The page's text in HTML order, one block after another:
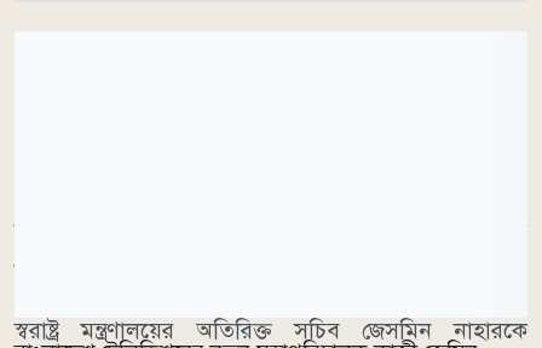
স্বরাষ্ট্র মন্ত্রণালয়ের অতিরিক্ত সচিব জেসমিন নাহারকে